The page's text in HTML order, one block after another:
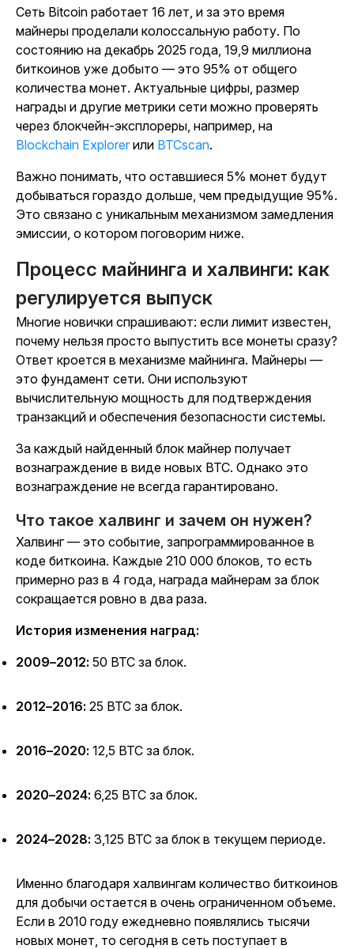
Сеть Bitcoin работает 16 лет, и за это время
майнеры проделали колоссальную работу. По
состоянию на декабрь 2025 года, 19,9 миллиона
биткоинов уже добыто — это 95% от общего
количества монет. Актуальные цифры, размер
награды и другие метрики сети можно проверять
через блокчейн-эксплореры, например, на
Blockchain Explorer или BTCscan.
Важно понимать, что оставшиеся 5% монет будут
добываться гораздо дольше, чем предыдущие 95%.
Это связано с уникальным механизмом замедления
эмиссии, о котором поговорим ниже.
Процесс майнинга и халвинги: как
регулируется выпуск
Многие новички спрашивают: еслилимит известен,
почему нельзя просто выпустить все монеты сразу?
Ответ кроется в механизме майнинга. Майнеры —
это фундамент сети. Они используют
вычислительную мощность для подтверждения
транзакций и обеспечения безопасности системы.
За каждый найденный блок майнер получает
вознаграждение в виде новых BTC. Однако это
вознаграждение не всегда гарантировано.
Что такое халвинг и зачем он нужен?
Халвинг— это событие, запрограммированное в
коде биткоина. Каждые 210 000 блоков, то есть
примерно раз в 4 года, награда майнерам за блок
сокращается ровно в два раза.
История изменения наград:
2009–2012: 50 BTC за блок.
2012–2016: 25 BTC за блок.
2016–2020: 12,5 BTC за блок.
2020–2024: 6,25 BTC за блок.
2024–2028: 3,125 BTC за блок в текущем периоде.
Именно благодаря халвингам количество биткоинов
для добычи остается в очень ограниченном объеме.
Если в 2010 году ежедневно появлялись тысячи
новых монет, то сегодня в сеть поступает в